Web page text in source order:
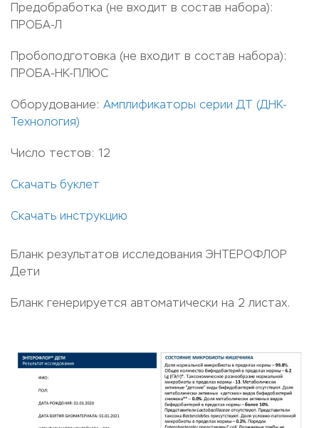
Предобработка (не входит в состав набора):
ПРОБА-Л
Пробоподготовка (не входит в состав набора):
ПРОБА-НК-ПЛЮС
Оборудование: Амплификаторы серии ДТ (ДНК-
Технология)
Число тестов: 12
Скачать буклет
Скачать инструкцию
Бланк результатов исследования ЭНТЕРОФЛОР
Дети
Бланк генерируется автоматически на 2 листах.